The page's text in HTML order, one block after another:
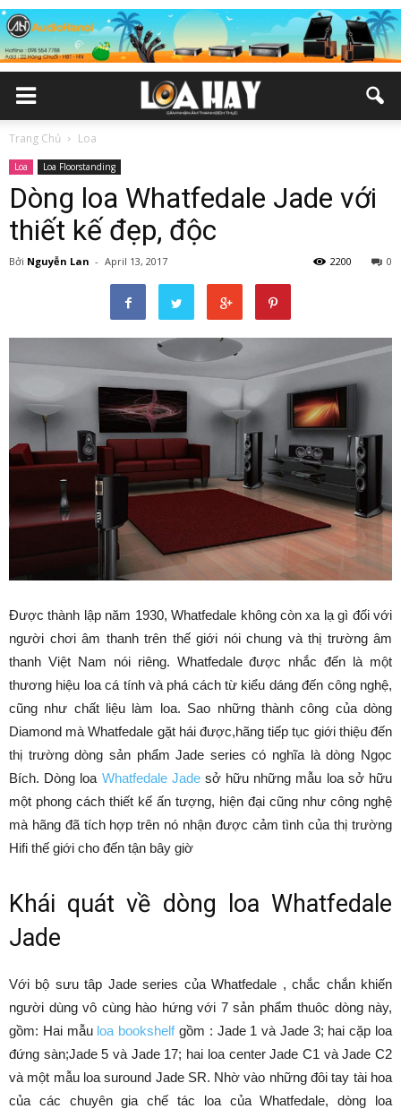
Trang Chủ Loa
Loa Loa Floorstanding
Dòng loa Whatfedale Jade với
thiết kế đẹp, độc
Bởi Nguyễn Lan - April 13, 2017 0
2200
Được thành lập năm 1930, Whatfedale không còn xa lạ gì đối với
người chơi âm thanh trên thế giới nói chung và thị trường âm
thanh Việt Nam nói riêng. Whatfedale được nhắc đến là một
thương hiệu loa cá tính và phá cách từ kiểu dáng đến công nghệ,
cũng như chất liệu làm loa. Sao những thành công của dòng
Diamond mà Whatfedale gặt hái được,hãng tiếp tục giới thiệu đến
thị trường dòng sản phẩm Jade series có nghĩa là dòng Ngọc
Bích. Dòng loa Whatfedale Jadesở hữu những mẫu loa sở hữu
một phong cách thiết kế ấn tượng, hiện đại cũng như công nghệ
mà hãng đã tích hợp trên nó nhận được cảm tình của thị trường
Hifi thế giới cho đến tận bây giờ
Khái quát về dòng
loa Whatfedale
Jade
Với bộ sưu tâp Jade series của Whatfedale , chắc chắn khiến
người dùng vô cùng hào hứng với 7 sản phẩm thuôc dòng này,
gồm: Hai mẫu loa bookshelfgồm : Jade 1 và Jade 3; hai cặp loa
đứng sàn;Jade 5 và Jade 17; hai loa center Jade C1 và Jade C2
và một mẫu loa suround Jade SR. Nhờ vào những đôi tay tài hoa
của các chuyên gia chế tác loa của Whatfedale, dòng loa